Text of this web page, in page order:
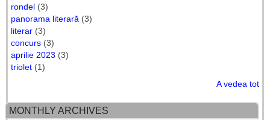
rondel (3)
panorama literară (3)
literar (3)
concurs (3)
aprilie 2023 (3)
triolet (1)
A vedea tot
MONTHLY ARCHIVES